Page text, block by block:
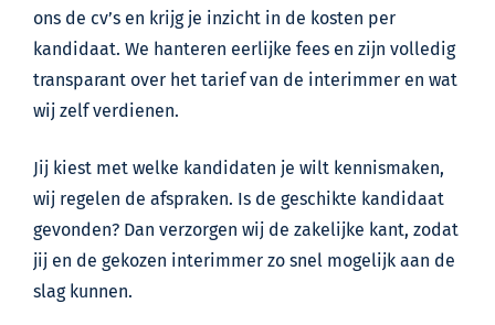
ons de cv’s en krijg je inzicht in de kosten per
kandidaat. We hanteren eerlijke fees en zijn volledig
transparant over het tarief van de interimmer en wat
wij zelf verdienen.
Jij kiest met welke kandidaten je wilt kennismaken,
wij regelen de afspraken. Is de geschikte kandidaat
gevonden? Dan verzorgen wij de zakelijke kant, zodat
jij en de gekozen interimmer zo snel mogelijk aan de
slag kunnen.